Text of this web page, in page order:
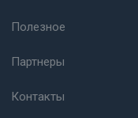
Полезное
Партнеры
Контакты